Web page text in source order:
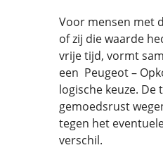
Voor mensen met
of zij die waarde
vrije tijd, vormt
een Peugeot –
logische keuze.
gemoedsrust
tegen het
verschil.